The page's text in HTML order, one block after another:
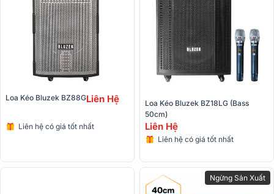
Loa Kéo Bluzek BZ88GLiên Hệ
Liên hệ có giá tốt nhất
Loa Kéo Bluzek BZ18LG (Bass
50cm)
Liên Hệ
Liên hệ có giá tốt nhất
Ngừng Sản Xuất